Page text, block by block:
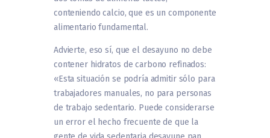
conteniendo calcio, que es un componente
alimentario fundamental.
Advierte, eso sí, que el desayuno no debe
contener hidratos de carbono refinados:
«Esta situación se podría admitir sólo para
trabajadores manuales, no para personas
de trabajo sedentario. Puede considerarse
un error el hecho frecuente de que la